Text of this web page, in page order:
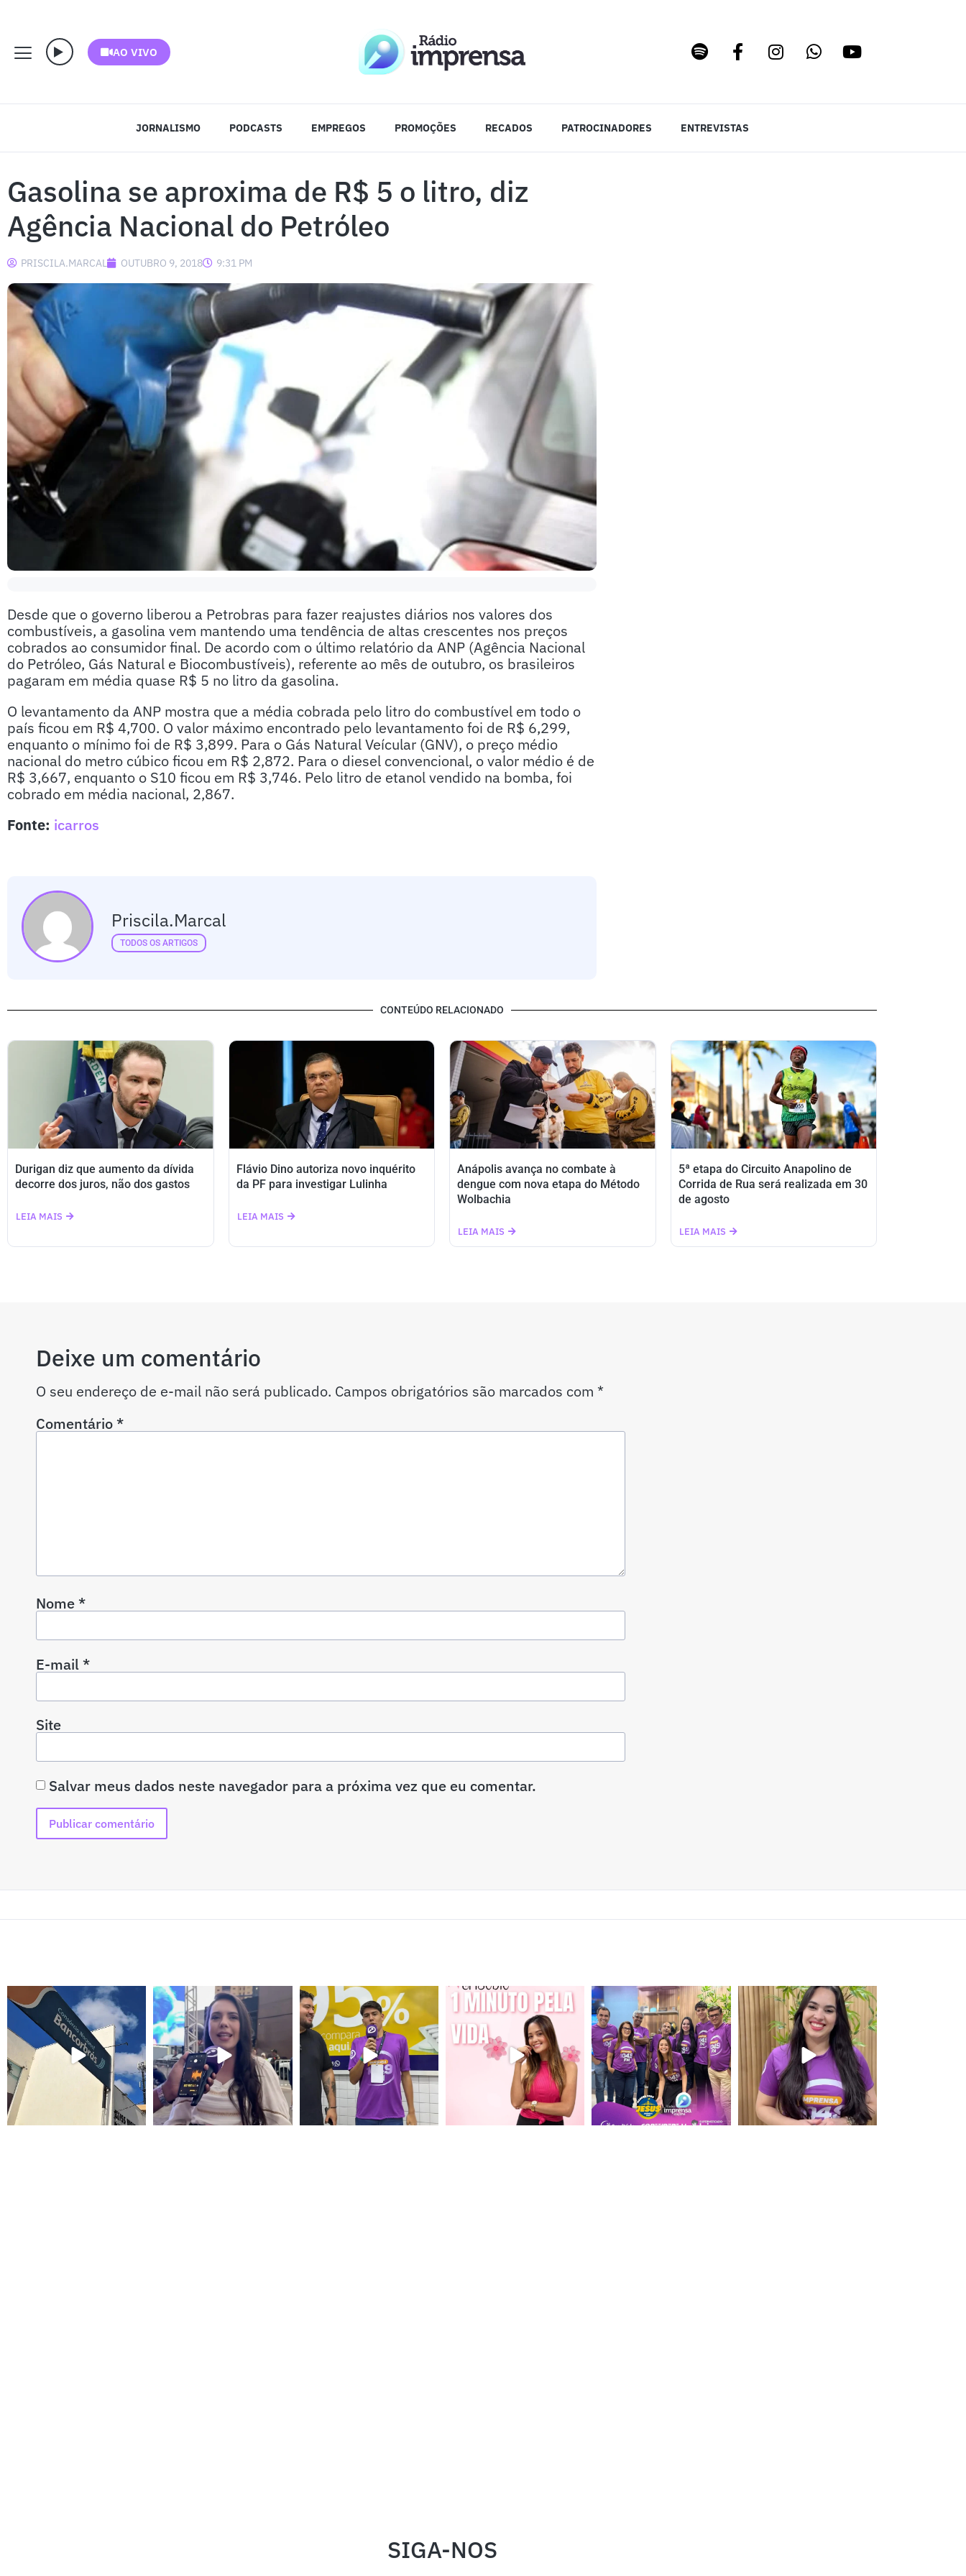
AO VIVO
JORNALISMO PODCASTS EMPREGOS PROMOÇÕES RECADOS PATROCINADORES ENTREVISTAS
Gasolina se aproxima de R$ 5 o litro, diz
Agência Nacional do Petróleo
PRISCILA.MARCAL OUTUBRO 9, 2018 9:31 PM
Desde que o governo liberou a Petrobras para fazer reajustes diários nos valores dos
combustíveis, a gasolina vem mantendo uma tendência de altas crescentes nos preços
cobrados ao consumidor final. De acordo com o último relatório da ANP (Agência Nacional
do Petróleo, Gás Natural e Biocombustíveis), referente ao mês de outubro, os brasileiros
pagaram em média quase R$ 5 no litro da gasolina.
O levantamento da ANP mostra que a média cobrada pelo litro do combustível em todo o
país ficou em R$ 4,700. O valor máximo encontrado pelo levantamento foi de R$ 6,299,
enquanto o mínimo foi de R$ 3,899. Para o Gás Natural Veícular (GNV), o preço médio
nacional do metro cúbico ficou em R$ 2,872. Para o diesel convencional, o valor médio é de
R$ 3,667, enquanto o S10 ficou em R$ 3,746. Pelo litro de etanol vendido na bomba, foi
cobrado em média nacional, 2,867.
Fonte: icarros
Priscila.marcal
TODOS OS ARTIGOS
CONTEÚDO RELACIONADO
Durigan diz que aumento da dívida
decorre dos juros, não dos gastos
LEIA MAIS
Flávio Dino autoriza novo inquérito
da PF para investigar Lulinha
LEIA MAIS
Anápolis avança no combate à
dengue com nova etapa do Método
Wolbachia
LEIA MAIS
5ª etapa do Circuito Anapolino de
Corrida de Rua será realizada em 30
de agosto
LEIA MAIS
Deixe um comentário
O seu endereço de e-mail não será publicado. Campos obrigatórios são marcados com *
Comentário*
Nome*
E-mail*
Site
Salvar meus dados neste navegador para a próxima vez que eu comentar.
SIGA-NOS